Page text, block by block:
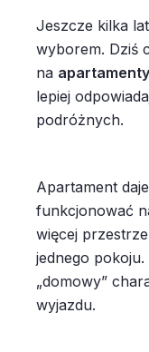
Jeszcze kilka
wyborem. Dziś
na
lepiej
podróżnych.
Apartament
funkcjonować
więcej
jednego
„domowy”
wyjazdu.